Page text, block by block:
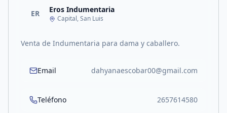
ER Eros Indumentaria
Capital, San Luis
Venta de Indumentaria para dama y caballero.
Email dahyanaescobar00@gmail.com
Teléfono 2657614580